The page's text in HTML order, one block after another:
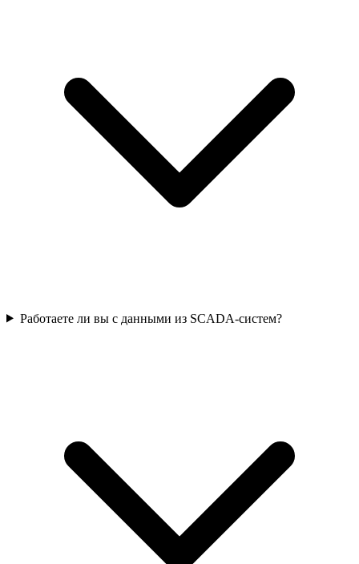
Работаете ли вы с данными из SCADA-систем?